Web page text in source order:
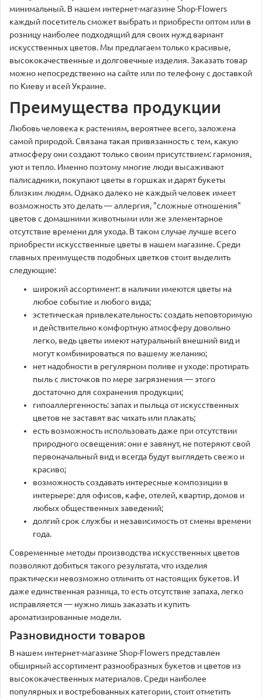
минимальный. В нашем интернет-магазине Shop-Flowers
каждый посетитель сможет выбрать и приобрести оптом или в
розницу наиболее подходящий для своих нужд вариант
искусственных цветов. Мы предлагаем только красивые,
высококачественные и долговечные изделия. Заказать товар
можно непосредственно на сайте или по телефону с доставкой
по Киеву и всей Украине.
Преимущества продукции
Любовь человека к растениям, вероятнее всего, заложена
самой природой. Связана такая привязанность с тем, какую
атмосферу они создают только своим присутствием: гармония,
уют и тепло. Именно поэтому многие люди высаживают
палисадники, покупают цветы в горшках и дарят букеты
близким людям. Однако далеко не каждый человек имеет
возможность это делать — аллергия, "сложные отношения"
цветов с домашними животными или же элементарное
отсутствие времени для ухода. В таком случае лучше всего
приобрести искусственные цветы в нашем магазине. Среди
главных преимуществ подобных цветков стоит выделить
следующие:
широкий ассортимент: в наличии имеются цветы на
любое событие и любого вида;
эстетическая привлекательность: создать неповторимую
и действительно комфортную атмосферу довольно
легко, ведь цветы имеют натуральный внешний вид и
могут комбинироваться по вашему желанию;
нет надобности в регулярном поливе и уходе: протирать
пыль с листочков по мере загрязнения — этого
достаточно для сохранения продукции;
гипоаллергенность: запах и пыльца от искусственных
цветов не заставят вас чихать или плакать;
есть возможность использовать даже при отсутствии
природного освещения: они е завянут, не потеряют свой
первоначальный вид и всегда будут выглядеть свежо и
красиво;
возможность создавать интересные композиции в
интерьере: для офисов, кафе, отелей, квартир, домов и
любых общественных заведений;
долгий срок службы и независимость от смены времени
года.
Современные методы производства искусственных цветов
позволяют добиться такого результата, что изделия
практически невозможно отличить от настоящих букетов. И
даже единственная разница, то есть отсутствие запаха, легко
исправляется — нужно лишь заказать и купить
ароматизированные модели.
Разновидности товаров
В нашем интернет-магазине Shop-Flowers представлен
обширный ассортимент разнообразных букетов и цветов из
высококачественных материалов. Среди наиболее
популярных и востребованных категории, стоит отметить